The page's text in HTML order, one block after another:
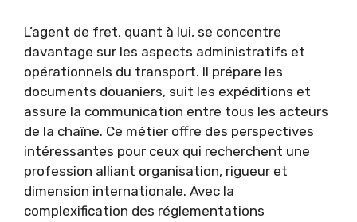
L’agent de fret, quant à lui, se concentre
davantage sur les aspects administratifs et
opérationnels du transport. Il prépare les
documents douaniers, suit les expéditions et
assure la communication entre tous les acteurs
de la chaîne. Ce métier offre des perspectives
intéressantes pour ceux qui recherchent une
profession alliant organisation, rigueur et
dimension internationale. Avec la
complexification des réglementations